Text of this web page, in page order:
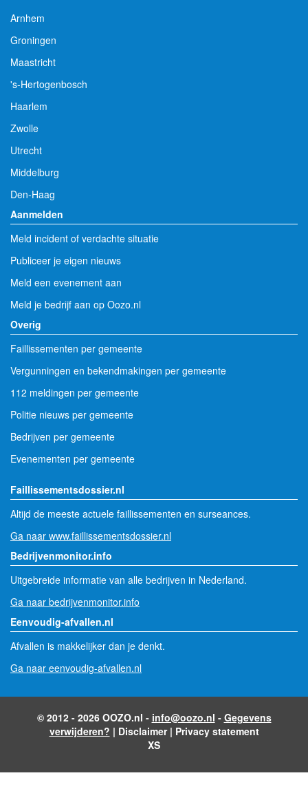
Arnhem
Groningen
Maastricht
's-Hertogenbosch
Haarlem
Zwolle
Utrecht
Middelburg
Den-Haag
Aanmelden
Meld incident of verdachte situatie
Publiceer je eigen nieuws
Meld een evenement aan
Meld je bedrijf aan op Oozo.nl
Overig
Faillissementen per gemeente
Vergunningen en bekendmakingen per gemeente
112 meldingen per gemeente
Politie nieuws per gemeente
Bedrijven per gemeente
Evenementen per gemeente
Faillissementsdossier.nl
Altijd de meeste actuele faillissementen en surseances.
Ga naar www.faillissementsdossier.nl
Bedrijvenmonitor.info
Uitgebreide informatie van alle bedrijven in Nederland.
Ga naar bedrijvenmonitor.info
Eenvoudig-afvallen.nl
Afvallen is makkelijker dan je denkt.
Ga naar eenvoudig-afvallen.nl
© 2012 - 2026 OOZO.nl - info@oozo.nl - Gegevens
verwijderen? | Disclaimer| Privacy statement
XS